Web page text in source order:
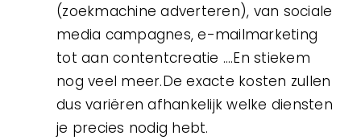
(zoekmachine adverteren), van sociale
media campagnes, e-mailmarketing
tot aan contentcreatie ….En stiekem
nog veel meer.De exacte kosten zullen
dus variëren afhankelijk welke diensten
je precies nodig hebt.